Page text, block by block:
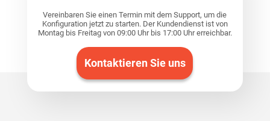
Vereinbaren Sie einen Termin mit dem Support, um die
Konfiguration jetzt zu starten. Der Kundendienst ist von
Montag bis Freitag von 09:00 Uhr bis 17:00 Uhr erreichbar.
Kontaktieren Sie uns